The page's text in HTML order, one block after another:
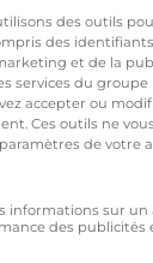
avec des
Pour être
mêmes
description
les nouvelles
des outils
des
et de la
services du
accepter ou
Ces outils ne
de votre
informations sur
des publicités